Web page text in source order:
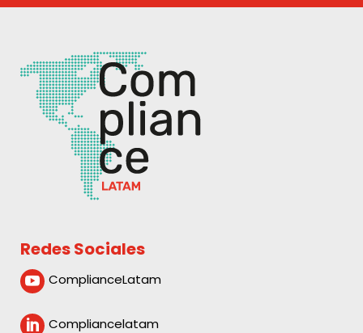
Redes Sociales
 ComplianceLatam
 Compliancelatam